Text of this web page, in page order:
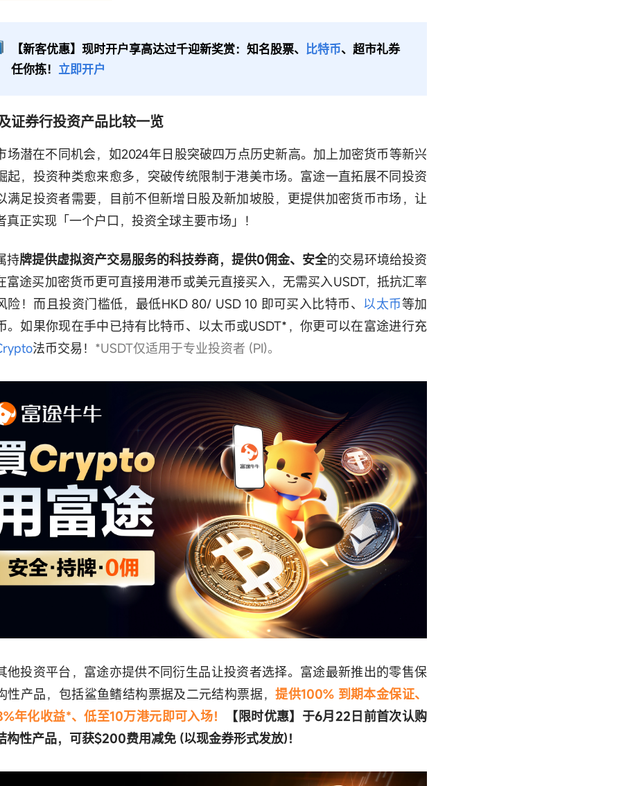
【新客优惠】现时开户享高达过千迎新奖赏：知名股票、 比特币、超市礼券
任你拣！ 立即开户
证券行投资产品比较一览
场潜在不同机会，如2024年日股突破四万点历史新高。加上加密货币等新兴
起，投资种类愈来愈多，突破传统限制于港美市场。富途一直拓展不同投资
满足投资者需要，目前不但新增日股及新加坡股，更提供加密货币市场，让
真正实现「一个户口，投资全球主要市场」！
持牌提供虚拟资产交易服务的科技券商，提供0佣金、安全的交易环境给投资
富途买加密货币更可直接用港币或美元直接买入，无需买入USDT，抵抗汇率
险！而且投资门槛低，最低HKD 80/ USD 10 即可买入比特币、 以太币等加
。如果你现在手中已持有比特币、以太币或USDT*，你更可以在富途进行充
法币交易！ *USDT仅适用于专业投资者 (PI)。
他投资平台，富途亦提供不同衍生品让投资者选择。富途最新推出的零售保
性产品，包括鲨鱼鳍结构票据及二元结构票据，提供100% 到期本金保证、
年化收益*、低至10万港元即可入场！
【限时优惠】于6月22日前首次认购
构性产品，可获$200费用减免 (以现金券形式发放)！